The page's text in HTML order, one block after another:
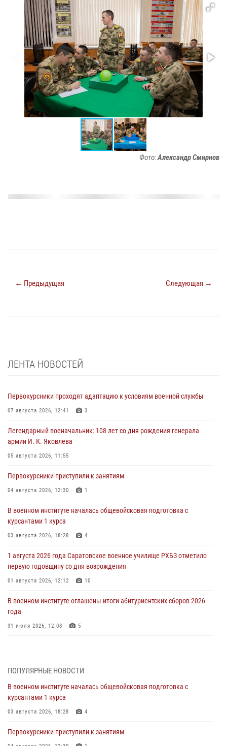
Фото:Александр Смирнов
← Предыдущая Следующая →
ЛЕНТА НОВОСТЕЙ
Первокурсники проходят адаптацию к условиям военной службы
07 августа 2026, 12:41 3
Легендарный военачальник: 108 лет со дня рождения генерала
армии И. К. Яковлева
05 августа 2026, 11:55
Первокурсники приступили к занятиям
04 августа 2026, 12:30 1
В военном институте началась общевойсковая подготовка с
курсантами 1 курса
03 августа 2026, 18:28 4
1 августа 2026 года Саратовское военное училище РХБЗ отметило
первую годовщину со дня возрождения
01 августа 2026, 12:12 10
В военном институте оглашены итоги абитуриентских сборов 2026
года
31 июля 2026, 12:08 5
29 июля 2026, 06:45 2
29 июля 2026 года курсанты военного института успешно сдали
экзамен по вождению
29 июля 2026, 06:41 6
28 июля 2026 года в военном институте организована беседа и
ПОПУЛЯРНЫЕ НОВОСТИ
В военном институте началась общевойсковая подготовка с
курсантами 1 курса
03 августа 2026, 18:28 4
Первокурсники приступили к занятиям